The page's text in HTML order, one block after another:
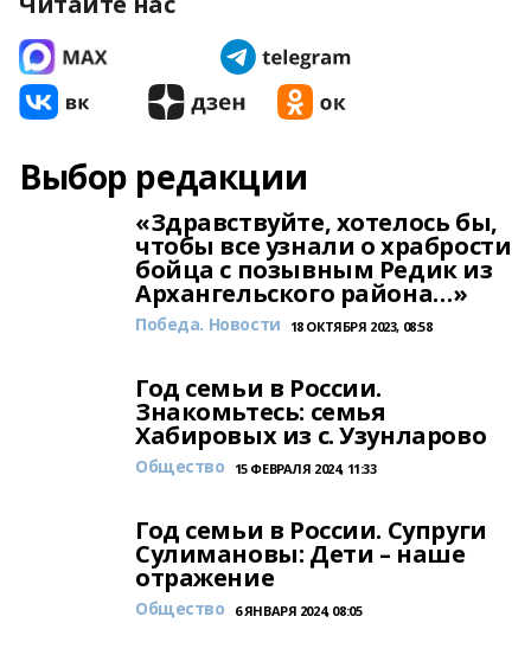
Выбор редакции
«Здравствуйте, хотелось бы,
чтобы все узнали о храбрости
бойца с позывным Редик из
Архангельского района…»
Победа. Новости 18 ОКТЯБРЯ 2023, 08:58
Год семьи в России.
Знакомьтесь: семья
Хабировых из с. Узунларово
Общество 15 ФЕВРАЛЯ 2024, 11:33
Год семьи в России. Супруги
Сулимановы: Дети – наше
отражение
Общество 6 ЯНВАРЯ 2024, 08:05